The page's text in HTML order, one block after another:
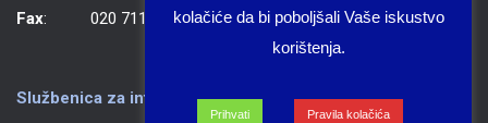
Fax: 020 711 702
Službenica za informiranje Grada Korčule
kolačiće da bi poboljšali Vaše iskustvo
korištenja.
Prihvati Pravila kolačića